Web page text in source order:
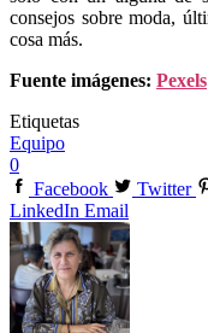
consejos sobre moda,
cosa más.
Fuente imágenes: Pexels
Etiquetas
Equipo
0
Facebook
Twitter
LinkedIn Email